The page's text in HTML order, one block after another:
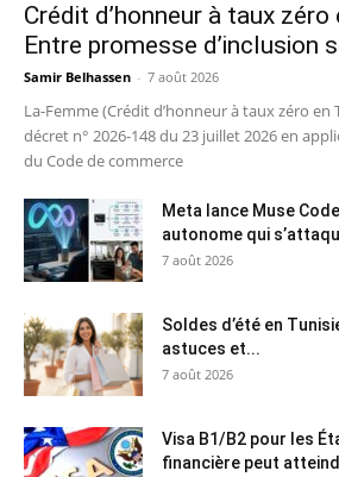
Crédit d’honneur à taux
Entre promesse d’inclusion
Samir Belhassen - 7 août 2026
La-Femme (Crédit d’honneur à taux zéro
décret n° 2026-148 du 23 juillet 2026 en
du Code de commerce
Meta lance Muse Code
autonome qui
7 août 2026
Soldes d’été en
astuces et...
7 août 2026
Visa B1/B2 pour les
financière peut